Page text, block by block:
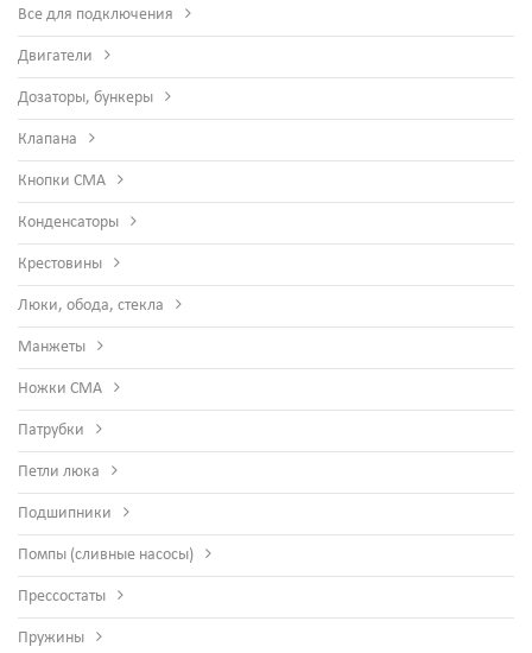
Все для подключения
Двигатели
Дозаторы, бункеры
Клапана
Кнопки СМА
Конденсаторы
Крестовины
Люки, обода, стекла
Манжеты
Ножки СМА
Патрубки
Петли люка
Подшипники
Помпы (сливные насосы)
Прессостаты
Пружины